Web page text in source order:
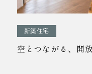
新築住宅
空とつながる、開